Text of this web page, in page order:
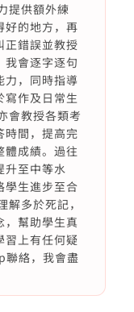
提供額外練
好的地方，再
正錯誤並教授
我會逐字逐句
力，同時指導
寫作及日常生
會教授各類考
時間，提高完
體成績。過往
升至中等水
學生進步至合
多於死記，
，幫助學生真
習上有任何疑
聯絡，我會盡